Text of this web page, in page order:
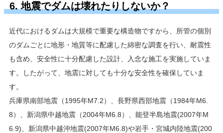
6. 地震でダムは壊れたりしないか？
近代におけるダムは大規模で重要な構造物ですから、所管の個別
のダムごとに地形・地質等に配慮した綿密な調査を行い、耐震性
も含め、安全性に十分配慮した設計、入念な施工を実施していま
す。したがって、地震に対しても十分な安全性を確保していま
す。
兵庫県南部地震（1995年M7.2）、長野県西部地震（1984年M6.
8）、新潟県中越地震（2004年M6.8）、能登半島地震(2007年M
6.9)、新潟県中越沖地震(2007年M6.8)や岩手・宮城内陸地震(200